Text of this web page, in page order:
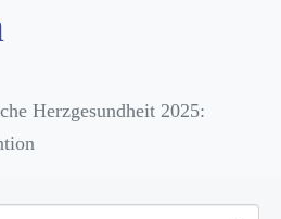
Herzgesundheit 2025: